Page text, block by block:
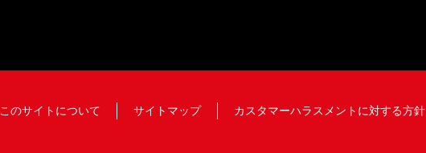
このサイトについて サイトマップ カスタマーハラスメントに対する方針